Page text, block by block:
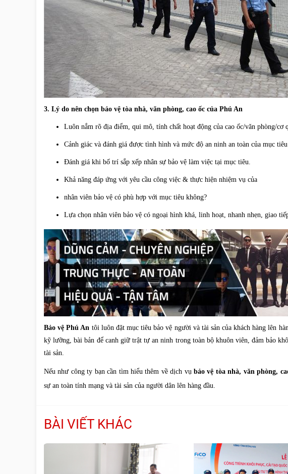
3. Lý do nên chọn bảo vệ tòa nhà, văn phòng, cao ốc của Phú An
Luôn nắm rõ địa điểm, qui mô, tính chất hoạt động của cao ốc/văn phòng/cơ
Cảnh giác và đánh giá được tình hình và mức độ an ninh an toàn của mục tiêu
Đánh giá khi bố trí sắp xếp nhân sự bảo vệ làm việc tại mục tiêu.
Khả năng đáp ứng với yêu cầu công việc & thực hiện nhiệm vụ của
nhân viên bảo vệ có phù hợp với mục tiêu không?
Lựa chọn nhân viên bảo vệ có ngoại hình khá, linh hoạt, nhanh nhẹn, giao
Bảo vệ Phú An tôi luôn đặt mục tiêu bảo vệ người và tài sản của khách hàng lên
kỹ lưỡng, bài bản để canh giữ trật tự an ninh trong toàn bộ khuôn viên, đảm bảo
tài sản.
Nếu như công ty bạn cần tìm hiểu thêm về dịch vụbảo vệ tòa nhà, văn phòng,
sự an toàn tính mạng và tài sản của người dân lên hàng đầu.
BÀI VIẾT KHÁC